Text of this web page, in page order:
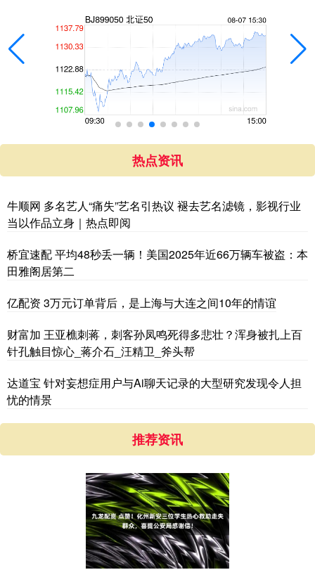
热点资讯
牛顺网 多名艺人“痛失”艺名引热议 褪去艺名滤镜，影视行业
当以作品立身｜热点即阅
桥宜速配 平均48秒丢一辆！美国2025年近66万辆车被盗：本
田雅阁居第二
亿配资 3万元订单背后，是上海与大连之间10年的情谊
财富加 王亚樵刺蒋，刺客孙凤鸣死得多悲壮？浑身被扎上百
针孔触目惊心_蒋介石_汪精卫_斧头帮
达道宝 针对妄想症用户与Ai聊天记录的大型研究发现令人担
忧的情景
推荐资讯